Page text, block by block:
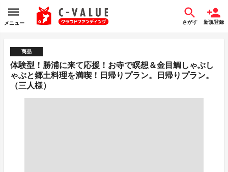
メニュー さがす 新規登録
商品
体験型！勝浦に来て応援！お寺で瞑想＆金目鯛しゃぶし
ゃぶと郷土料理を満喫！日帰りプラン。日帰りプラン。
（三人様）